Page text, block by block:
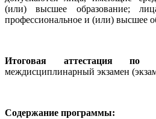
(или) высшее образование;
профессиональное и (или) высшее
Итоговая аттестация по
междисциплинарный экзамен
Содержание программы: